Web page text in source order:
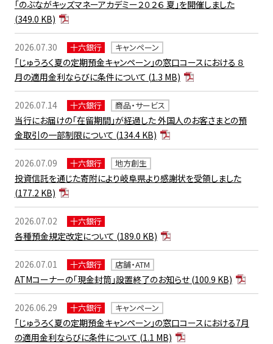
「のぶながキッズマネーアカデミー２０２６ 夏」を開催しました
(349.0 KB)
2026.07.30 十六銀行 キャンペーン
「じゅうろく夏の定期預金キャンペーン」の窓口コースにおける ８
月の適用金利ならびに条件について (1.3 MB)
2026.07.14 十六銀行 商品・サービス
当行にお届けの「在留期間」が経過した 外国人のお客さまとの預
金取引の一部制限について (134.4 KB)
2026.07.09 十六銀行 地方創生
投資信託を通じた寄附により岐阜県より感謝状を受領しました
(177.2 KB)
2026.07.02 十六銀行
各種預金規定改定について (189.0 KB)
2026.07.01 十六銀行 店舗・ATM
ATMコーナーの「現金封筒」設置終了のお知らせ(100.9 KB)
2026.06.29 十六銀行 キャンペーン
「じゅうろく夏の定期預金キャンペーン」の窓口コースにおける7月
の適用金利ならびに条件について (1.1 MB)